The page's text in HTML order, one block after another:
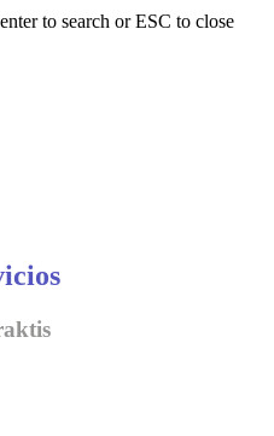
to search or ESC to close